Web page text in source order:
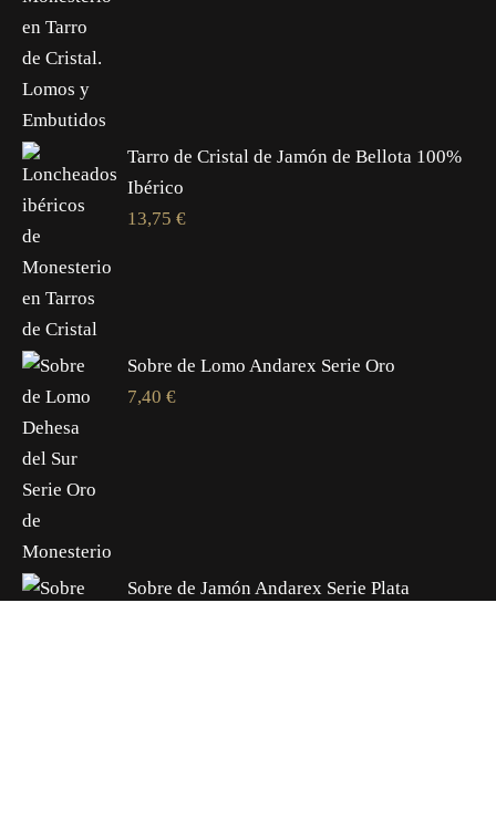
Tarro de Cristal de Jamón de Bellota 100%
Ibérico
13,75 €
Sobre de Lomo Andarex Serie Oro
7,40 €
Sobre de Jamón Andarex Serie Plata